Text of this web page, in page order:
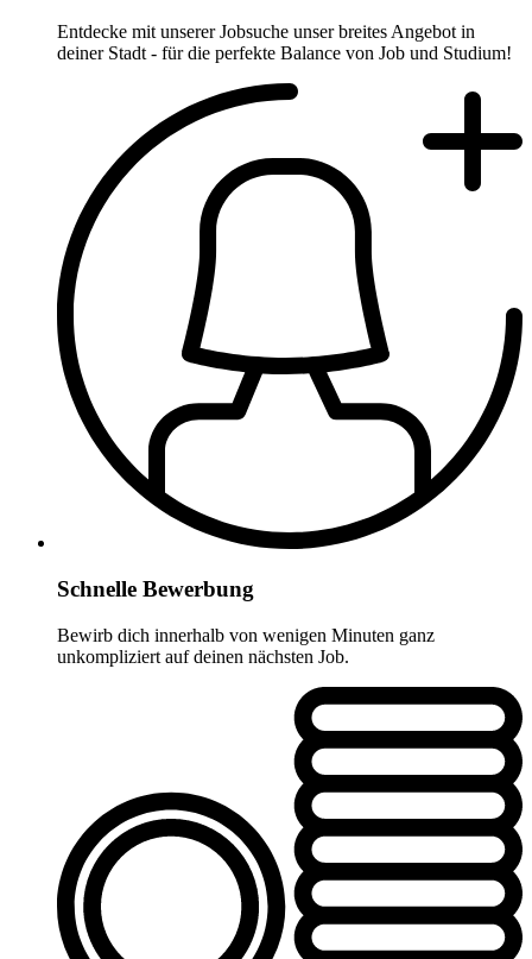
Entdecke mit unserer Jobsuche unser breites Angebot in
deiner Stadt - für die perfekte Balance von Job und Studium!
Schnelle Bewerbung
Bewirb dich innerhalb von wenigen Minuten ganz
unkompliziert auf deinen nächsten Job.